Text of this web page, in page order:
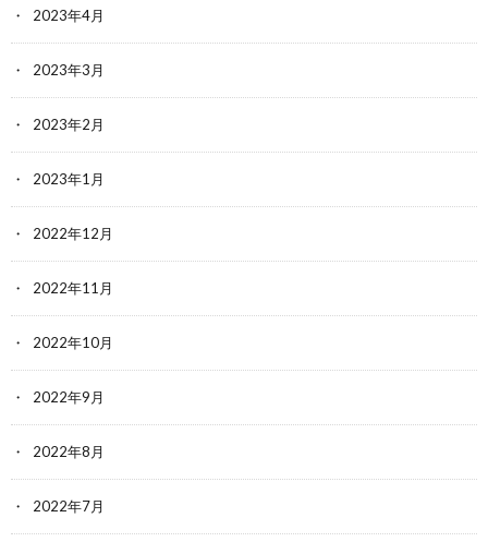
2023年4月
2023年3月
2023年2月
2023年1月
2022年12月
2022年11月
2022年10月
2022年9月
2022年8月
2022年7月